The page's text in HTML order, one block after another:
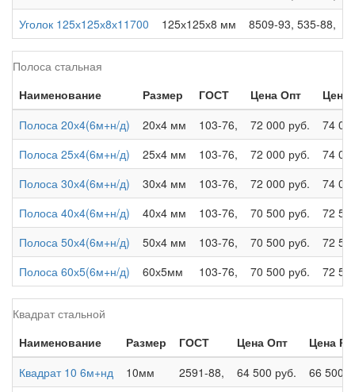
Уголок 125х125х8х11700
125х125х8 мм 8509-93, 535-88,
Полоса стальная
Наименование
Размер ГОСТ Цена Опт
Цена
Полоса 20х4(6м+н/д)
20х4 мм 103-76, 72 000 руб.
74
Полоса 25х4(6м+н/д)
25х4 мм 103-76, 72 000 руб.
74
Полоса 30х4(6м+н/д)
30х4 мм 103-76, 72 000 руб.
74
Полоса 40х4(6м+н/д)
40х4 мм 103-76, 70 500 руб.
72
Полоса 50х4(6м+н/д)
50х4 мм 103-76, 70 500 руб.
72
Полоса 60х5(6м+н/д)
60х5мм 103-76, 70 500 руб. 72
Квадрат стальной
Наименование
Размер ГОСТ Цена Опт
Цена
Квадрат 10 6м+нд
10мм 2591-88, 64 500 руб.
66 500